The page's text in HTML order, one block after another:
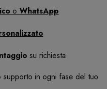
o WhatsApp
su richiesta
supporto in ogni fase del tuo